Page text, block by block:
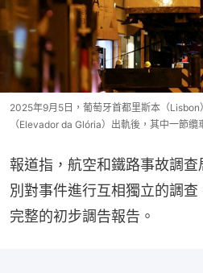
2025年9月5日，葡萄牙首都里斯本（
（Elevador da Glória）出軌後，其中一節纜
報道指，航空和鐵路事故調
別對事件進行互相獨立的調
完整的初步調告報告。